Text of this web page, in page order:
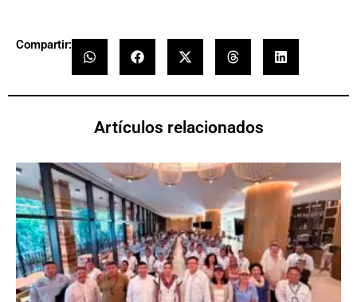
Compartir:
Artículos relacionados